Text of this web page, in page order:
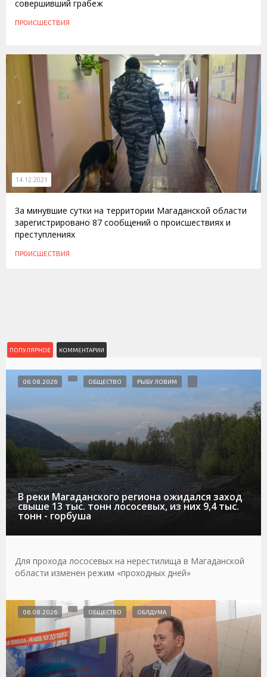
совершивший грабеж
ПРОИСШЕСТВИЯ
14.12.2021
За минувшие сутки на территории Магаданской области
зарегистрировано 87 сообщений о происшествиях и
преступлениях
ПРОИСШЕСТВИЯ
ПОПУЛЯРНОЕ КОММЕНТАРИИ
В реки Магаданского региона ожидался заход
свыше 13 тыс. тонн лососевых, из них 9,4 тыс.
тонн - горбуша
06.08.2026 ОБЩЕСТВО РЫБУ ЛОВИМ
Для прохода лососевых на нерестилища в Магаданской
области изменен режим «проходных дней»
06.08.2026 ОБЩЕСТВО ОБЛДУМА